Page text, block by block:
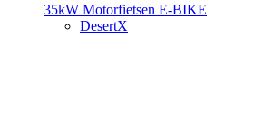
35kW Motorfietsen E-BIKE
DesertX